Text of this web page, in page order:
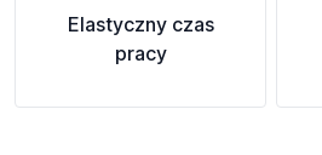
Elastyczny czas
pracy